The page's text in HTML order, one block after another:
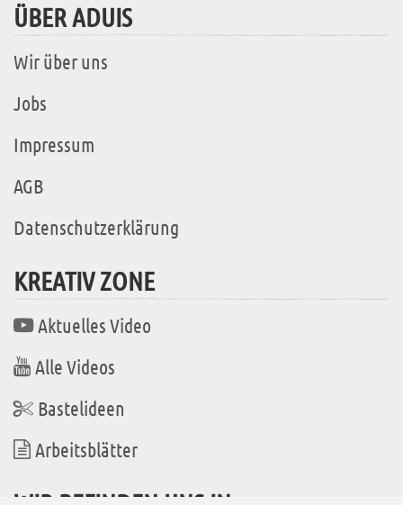
ÜBER ADUIS
Wir über uns
Jobs
Impressum
AGB
Datenschutzerklärung
KREATIV ZONE
Aktuelles Video
Alle Videos
Bastelideen
Arbeitsblätter